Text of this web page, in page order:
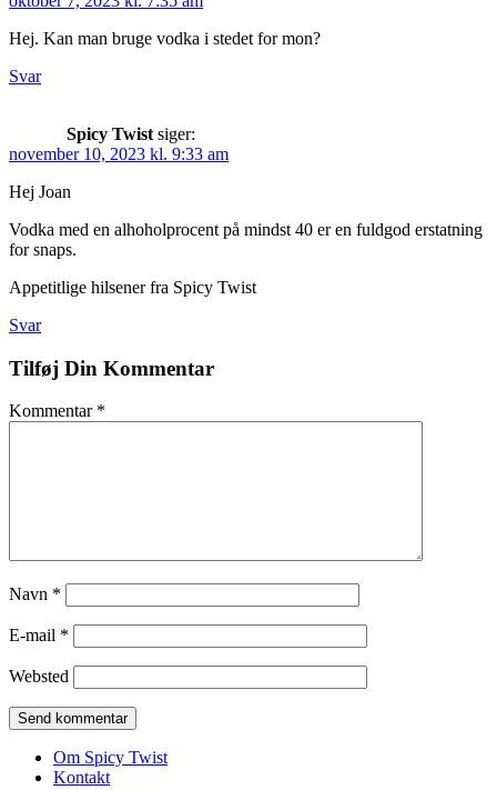
Hej. Kan man bruge vodka i stedet for mon?
Svar
Spicy Twist siger:
november 10, 2023 kl. 9:33 am
Hej Joan
Vodka med en alhoholprocent på mindst 40 er en fuldgod erstatning
for snaps.
Appetitlige hilsener fra Spicy Twist
Svar
Tilføj Din Kommentar
Kommentar *
Navn *
E-mail *
Websted
Om Spicy Twist
Kontakt